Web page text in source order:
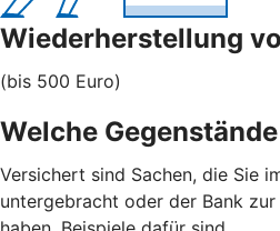
Wiederherstellung
(bis 500 Euro)
Welche
Versichert sind Sachen, die Sie
untergebracht oder der Bank